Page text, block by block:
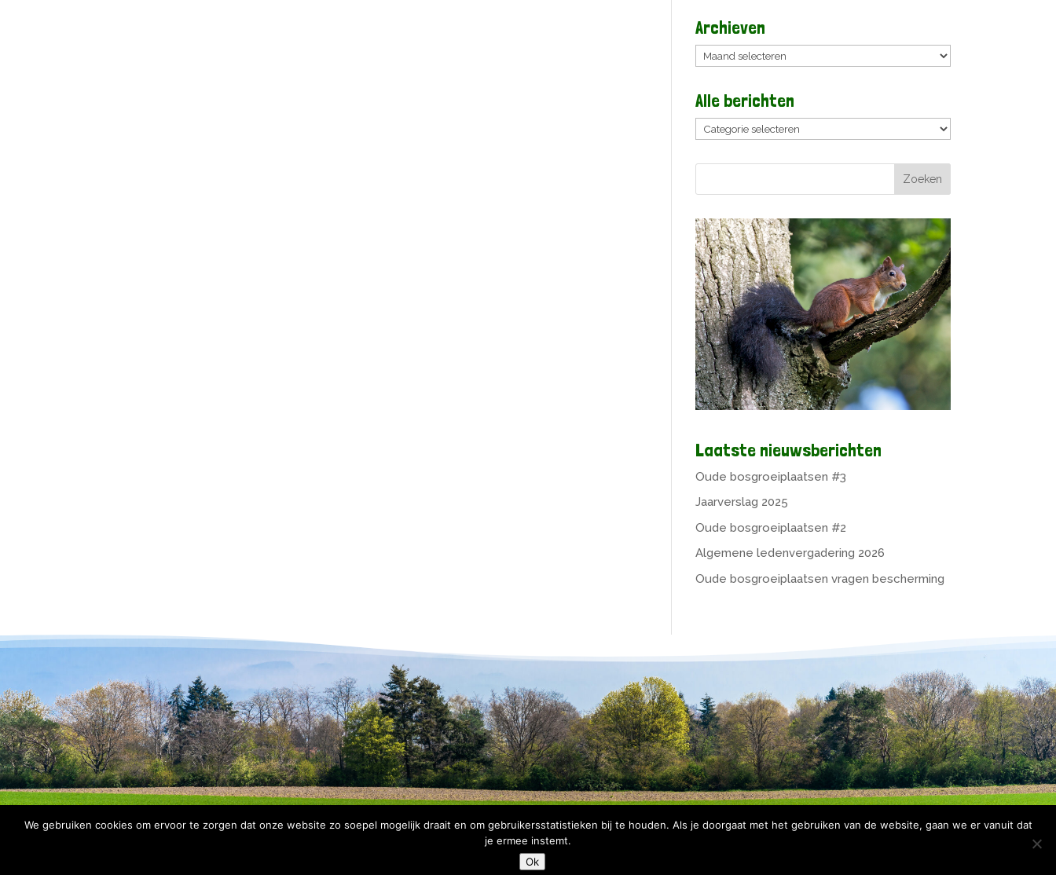
Archieven
Archieven
Alle berichten
Alle
Laatste nieuwsberichten
Oude bosgroeiplaatsen #3
Jaarverslag 2025
Oude bosgroeiplaatsen #2
Algemene ledenvergadering 2026
Oude bosgroeiplaatsen vragen bescherming
© 2026 Copyright Bomenbelang Bronckhorst |
We gebruiken cookies om ervoor te zorgen dat onze website zo soepel mogelijk draait en om gebruikersstatistieken bij te houden. Als je doorgaat met het gebruiken van de website, gaan we er vanuit dat
je ermee instemt.
Ok